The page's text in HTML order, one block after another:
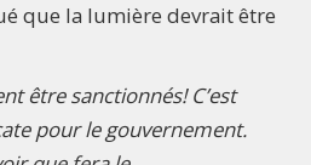
que la lumière devrait être
être sanctionnés! C’est
pour le gouvernement.